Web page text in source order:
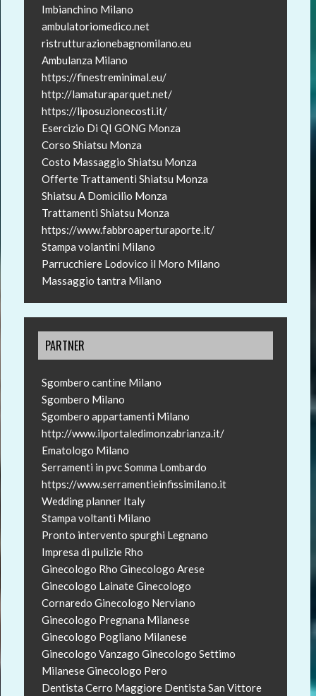
Imbianchino Milano
ambulatoriomedico.net
ristrutturazionebagnomilano.eu
Ambulanza Milano
https://finestreminimal.eu/
http://lamaturaparquet.net/
https://liposuzionecosti.it/
Esercizio Di QI GONG Monza
Corso Shiatsu Monza
Costo Massaggio Shiatsu Monza
Offerte Trattamenti Shiatsu Monza
Shiatsu A Domicilio Monza
Trattamenti Shiatsu Monza
https://www.fabbroaperturaporte.it/
Stampa volantini Milano
Parrucchiere Lodovico il Moro Milano
Massaggio tantra Milano
PARTNER
Sgombero cantine Milano
Sgombero Milano
Sgombero appartamenti Milano
http://www.ilportaledimonzabrianza.it/
Ematologo Milano
Serramenti in pvc Somma Lombardo
https://www.serramentieinfissimilano.it
Wedding planner Italy
Stampa voltanti Milano
Pronto intervento spurghi Legnano
Impresa di pulizie Rho
Ginecologo Rho Ginecologo Arese
Ginecologo LainateGinecologo
Cornaredo Ginecologo Nerviano
Ginecologo Pregnana Milanese
Ginecologo Pogliano Milanese
Ginecologo Vanzago Ginecologo Settimo
MilaneseGinecologo Pero
Dentista Cerro Maggiore Dentista San Vittore